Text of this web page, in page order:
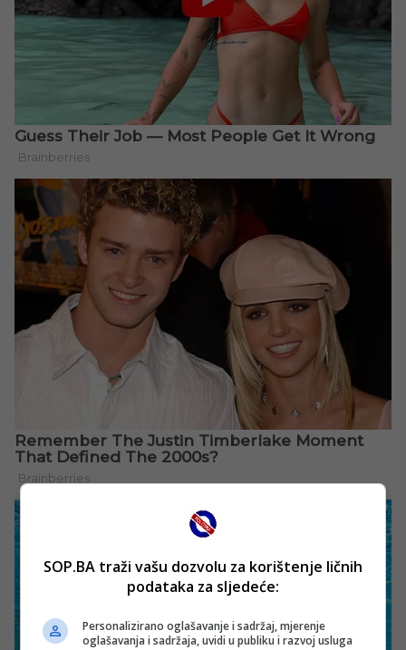
SOP.BA traži vašu dozvolu za korištenje ličnih
podataka za sljedeće:
Personalizirano oglašavanje i sadržaj, mjerenje
oglašavanja i sadržaja, uvidi u publiku i razvoj usluga